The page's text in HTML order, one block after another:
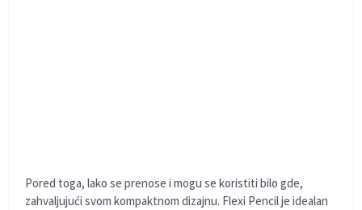
Pored toga, lako se prenose i mogu se koristiti bilo gde,
zahvaljujući svom kompaktnom dizajnu. Flexi Pencil je idealan